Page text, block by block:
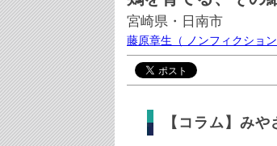
宮崎県・日南市
藤原章生 （ ノンフィクション
【コラム】み